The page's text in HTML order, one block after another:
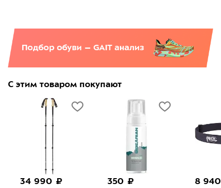
С этим товаром покупают
34 990 ₽ 350 ₽ 8